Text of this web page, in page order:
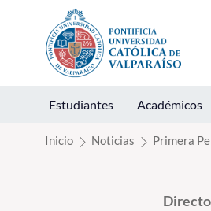
Click acá para ir directamente al
Estudiantes Académicos
Inicio Noticias Primera